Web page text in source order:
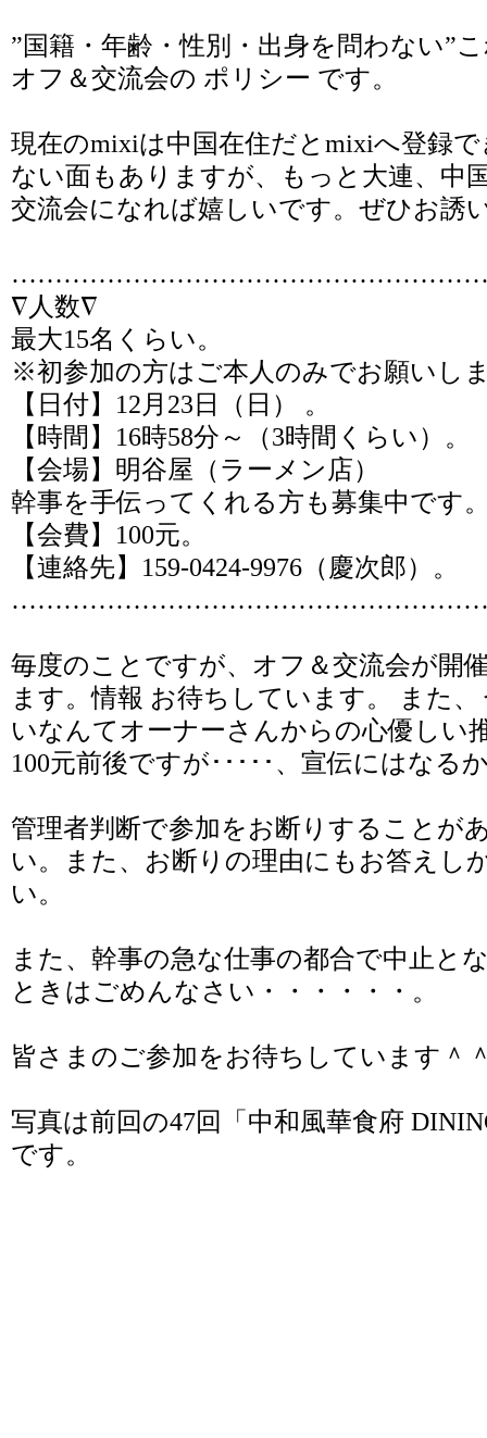
”国籍・年齢・性別・出身を問わない”
オフ＆交流会の ポリシー です。
現在のmixiは中国在住だとmixiへ登録
ない面もありますが、もっと大連、中
交流会になれば嬉しいです。ぜひお誘
∇人数∇
最大15名くらい。
※初参加の方はご本人のみでお願いし
【日付】12月23日（日） 。
【時間】16時58分～（3時間くらい）。
【会場】 明谷屋（ラーメン店）
幹事を手伝ってくれる方も募集中です
【会費】100元。
【連絡先】159-0424-9976（慶次郎）。
毎度のことですが、オフ＆交流会が開
ます。情報 お待ちしています。 また
いなんてオーナーさんからの心優しい
100元前後ですが･････、宣伝にはなる
管理者判断で参加をお断りすることが
い。また、お断りの理由にもお答えし
い。
また、幹事の急な仕事の都合で中止と
ときはごめんなさい・・・・・・。
皆さまのご参加をお待ちしています＾
写真は前回の47回
「中和風華食府
です。